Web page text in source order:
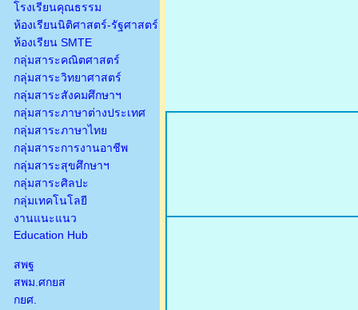
โรงเรียนคุณธรรม
ห้องเรียนนิติศาสตร์-รัฐศาสตร์
ห้องเรียน SMTE
กลุ่มสาระคณิตศาสตร์
กลุ่มสาระวิทยาศาสตร์
กลุ่มสาระสังคมศึกษาฯ
กลุ่มสาระภาษาต่างประเทศ
กลุ่มสาระภาษาไทย
กลุ่มสาระการงานอาชีพ
กลุ่มสาระสุขศึกษาฯ
กลุ่มสาระศิลปะ
กลุ่มเทคโนโลยี
งานแนะแนว
Education Hub
สพฐ
สพม.ศกยส
กยศ.